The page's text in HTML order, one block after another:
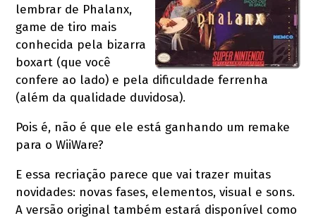
lembrar de Phalanx,
game de tiro mais
conhecida pela bizarra
boxart (que você
confere ao lado) e pela dificuldade ferrenha
(além da qualidade duvidosa).
Pois é, não é que ele está ganhando um remake
para o WiiWare?
E essa recriação parece que vai trazer muitas
novidades: novas fases, elementos, visual e sons.
A versão original também estará disponível como